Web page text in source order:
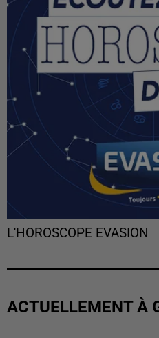
L'HOROSCOPE EVASION
ACTUELLEMENT À